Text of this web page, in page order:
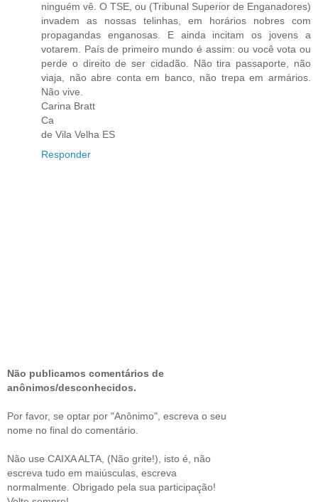
ninguém vê. O TSE, ou (Tribunal Superior de Enganadores)
invadem as nossas telinhas, em horários nobres com
propagandas enganosas. E ainda incitam os jovens a
votarem. País de primeiro mundo é assim: ou você vota ou
perde o direito de ser cidadão. Não tira passaporte, não
viaja, não abre conta em banco, não trepa em armários.
Não vive.
Carina Bratt
Ca
de Vila Velha ES
Responder
Não publicamos comentários de
anônimos/desconhecidos.
Por favor, se optar por "Anônimo", escreva o seu
nome no final do comentário.
Não use CAIXA ALTA, (Não grite!), isto é, não
escreva tudo em maiúsculas, escreva
normalmente. Obrigado pela sua participação!